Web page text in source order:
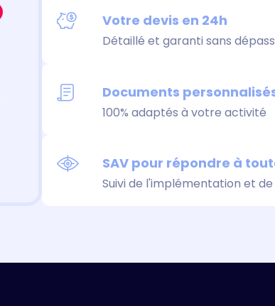
Votre devis en 24h​
Détaillé et garanti sans
Documents
100% adaptés à votre activité
SAV pour répondre à
Suivi de l'implémentation et